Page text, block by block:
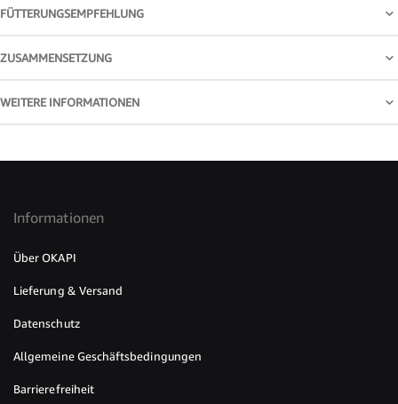
FÜTTERUNGSEMPFEHLUNG
ZUSAMMENSETZUNG
WEITERE INFORMATIONEN
Informationen
Über OKAPI
Lieferung & Versand
Datenschutz
Allgemeine Geschäftsbedingungen
Barrierefreiheit